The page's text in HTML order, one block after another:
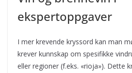
ekspertoppgaver
I mer krevende kryssord kan man
krever kunnskap om spesifikke
eller regioner (f.eks. «rioja»). Dette